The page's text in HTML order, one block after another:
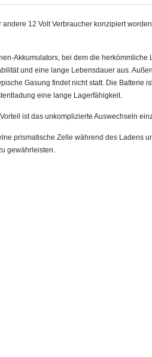
12 Volt Verbraucher konzipiert
Akkumulators, bei dem die
und eine lange Lebensdauer aus.
Gasung findet nicht statt. Die Batterie
eine lange Lagerfähigkeit.
ist das unkomplizierte Auswechseln
prismatische Zelle während des
gewährleisten.